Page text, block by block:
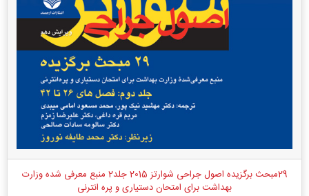
29مبحث برگزیده اصول جراحی شوارتز 2015 جلد2 منبع معرفی شده وزارت
بهداشت برای امتحان دستیاری و پره انترنی